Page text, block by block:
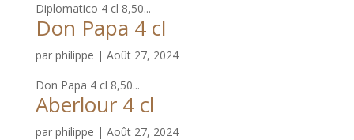
Diplomatico 4 cl 8,50...
Don Papa 4 cl
par philippe | Août 27, 2024
Don Papa 4 cl 8,50...
Aberlour 4 cl
par philippe | Août 27, 2024